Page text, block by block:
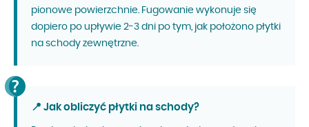
pionowe powierzchnie. Fugowanie wykonuje się
dopiero po upływie 2-3 dni po tym, jak położono płytki
na schody zewnętrzne.
📍 Jak obliczyć płytki na schody?